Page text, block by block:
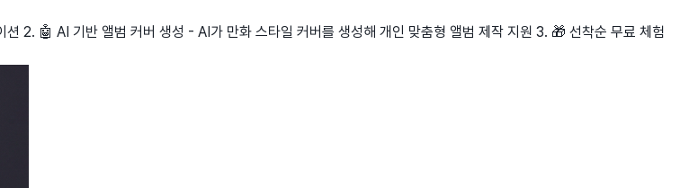
2. 🤖 AI 기반 앨범 커버 생성 - AI가 만화 스타일 커버를 생성해 개인 맞춤형 앨범 제작 지원 3. 🎁 선착순 무료 체험